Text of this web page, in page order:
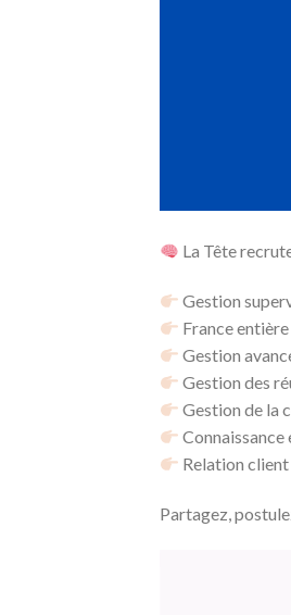
La Tête
Gestion
France entière
Gestion
Gestion des
Gestion de la
Relation client
Partagez,